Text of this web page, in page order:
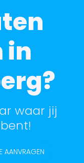
in
waar jij
AANVRAGEN